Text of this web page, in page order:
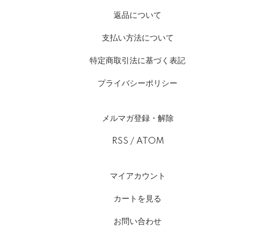
返品について
支払い方法について
特定商取引法に基づく表記
プライバシーポリシー
メルマガ登録・解除
RSS / ATOM
マイアカウント
カートを見る
お問い合わせ